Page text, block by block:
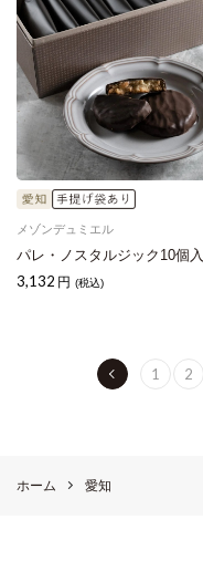
メゾンデュミエル
パレ・ノスタルジック10個入
3,132 円 (税込)
1 2
ホーム 愛知